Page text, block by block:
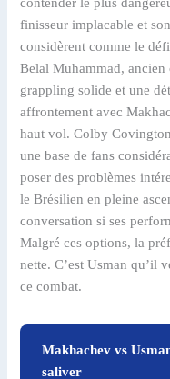
contender le plus
finisseur implacable et
considèrent comme le
Belal Muhammad,
grappling solide et une
affrontement avec
haut vol. Colby
une base de fans
poser des problèmes
le Brésilien en pleine
conversation si ses
Malgré ces options, la
nette. C’est Usman qu’il
ce combat.
Makhachev vs
saliver